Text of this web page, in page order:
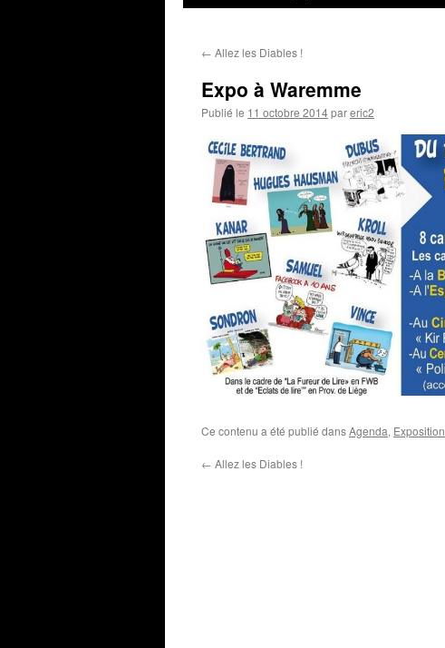
← Allez les Diables !
Expo à Waremme
Publié le 11 octobre 2014pareric2
Ce contenu a été publié dansAgenda, Exposition
← Allez les Diables !